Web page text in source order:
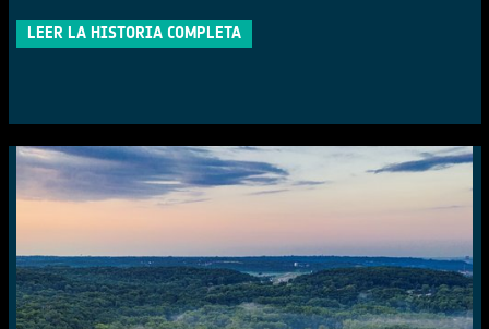
LEER LA HISTORIA COMPLETA